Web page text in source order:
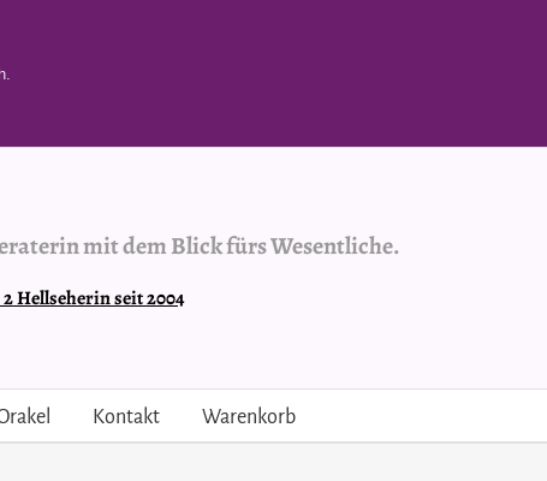
mit dem Blick fürs Wesentliche.
Hellseherin seit 2004
Kontakt Warenkorb